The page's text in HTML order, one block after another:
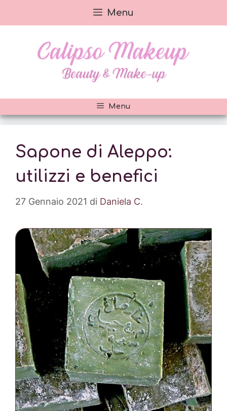
al
Menu
Menu
Sapone di Aleppo:
utilizzi e benefici
27 Gennaio 2021 di Daniela C.